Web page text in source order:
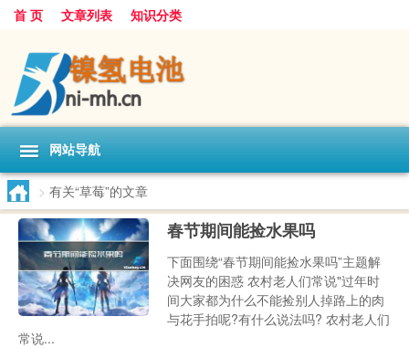
首 页 文章列表 知识分类
网站导航
> 有关“草莓”的文章
春节期间能捡水果吗
下面围绕“春节期间能捡水果吗”主题解
决网友的困惑 农村老人们常说"过年时
间大家都为什么不能捡别人掉路上的肉
与花手拍呢?有什么说法吗? 农村老人们
常说...